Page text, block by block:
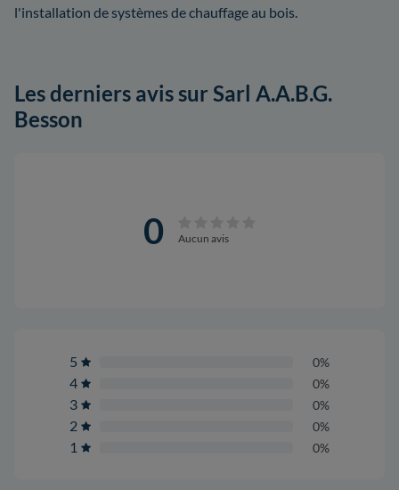
l'installation de systèmes de chauffage au bois.
Les derniers avis sur Sarl A.A.B.G.
Besson
0 Aucun avis
5 0%
4 0%
3 0%
2 0%
1 0%